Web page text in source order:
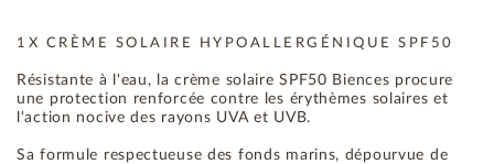
1X CRÈME SOLAIRE HYPOALLERGÉNIQUE SPF50
Résistante à l'eau, la crème solaire SPF50 Biences procure
une protection renforcée contre les érythèmes solaires et
l‘action nocive des rayons UVA et UVB.
Sa formule respectueuse des fonds marins, dépourvue de